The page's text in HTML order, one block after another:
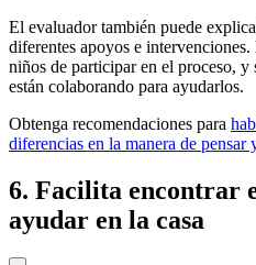
El evaluador también puede
diferentes apoyos e
niños de participar en el proceso, y
están colaborando para ayudarlos.
Obtenga recomendaciones para
diferencias en la manera de pensar
6. Facilita encontrar
ayudar en la casa